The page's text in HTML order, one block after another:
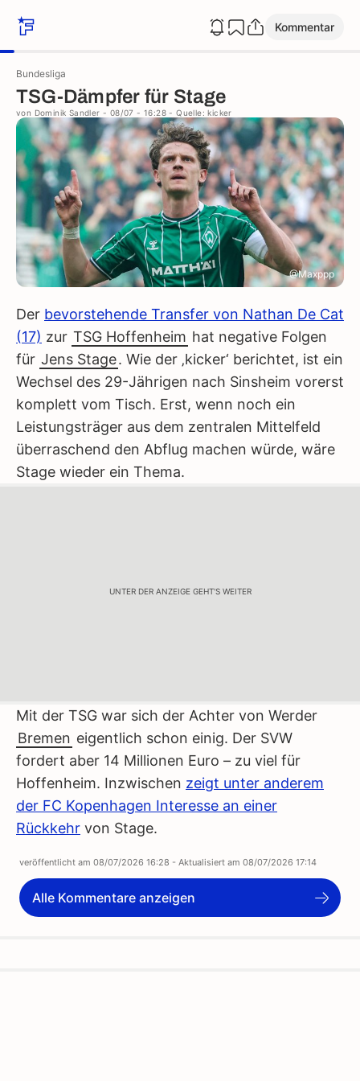
Kommentar
Bundesliga
TSG-Dämpfer für Stage
von Dominik Sandler - 08/07 - 16:28 - Quelle: kicker
@Maxppp
Der bevorstehende Transfer von Nathan De Cat
(17) zur TSG Hoffenheim hat negative Folgen
für Jens Stage. Wie der ‚kicker‘ berichtet, ist ein
Wechsel des 29-Jährigen nach Sinsheim vorerst
komplett vom Tisch. Erst, wenn noch ein
Leistungsträger aus dem zentralen Mittelfeld
überraschend den Abflug machen würde, wäre
Stage wieder ein Thema.
UNTER DER ANZEIGE GEHT'S WEITER
Mit der TSG war sich der Achter von Werder
Bremen eigentlich schon einig. Der SVW
fordert aber 14 Millionen Euro – zu viel für
Hoffenheim. Inzwischen zeigt unter anderem
der FC Kopenhagen Interesse an einer
Rückkehr von Stage.
veröffentlicht am 08/07/2026 16:28 - Aktualisiert am 08/07/2026 17:14
Alle Kommentare anzeigen